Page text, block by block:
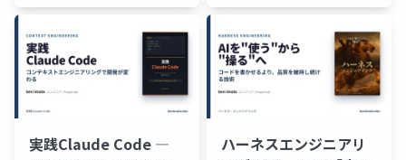
実践Claude Code ―
ハーネスエンジニアリ